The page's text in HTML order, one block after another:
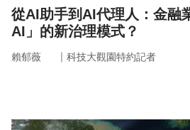
從AI助手到AI代理人：金融
AI」的新治理模式？
賴郁薇 ｜ 科技大觀園特約記者